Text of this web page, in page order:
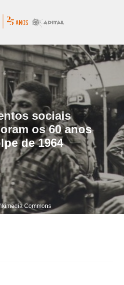
sociais
os 60 anos
de 1964
Commons